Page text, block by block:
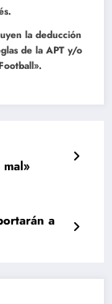
la deducción
de la APT y/o
a